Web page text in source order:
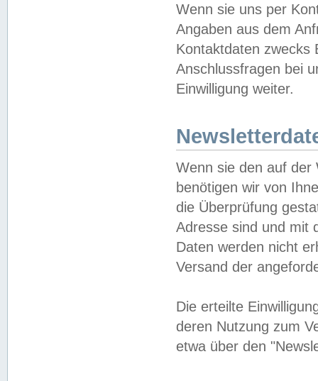
Wenn sie uns per
Angaben aus dem
Kontaktdaten zwecks
Anschlussfragen bei
Einwilligung weiter.
Wenn sie den auf der
benötigen wir von
die Überprüfung
Adresse sind und mit
Daten werden nicht
Versand der
Die erteilte
deren Nutzung zum
etwa über den